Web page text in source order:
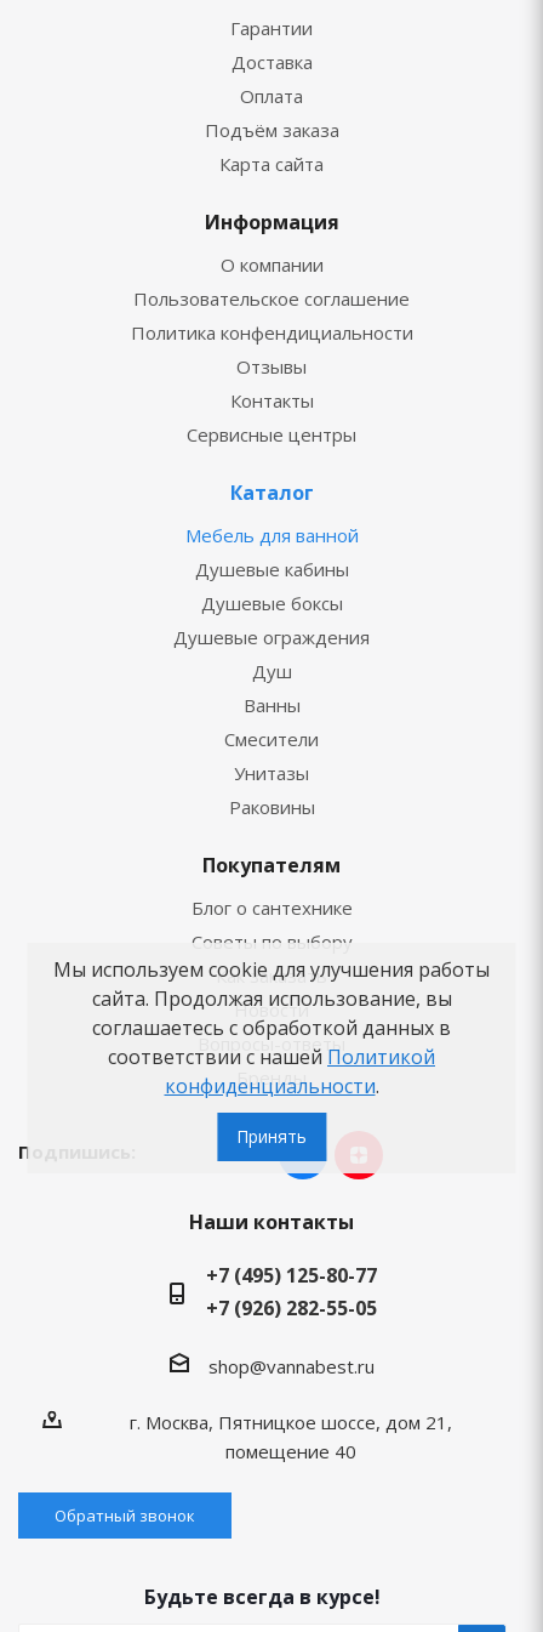
Гарантии
Доставка
Оплата
Подъём заказа
Карта сайта
Информация
О компании
Пользовательское соглашение
Политика конфендициальности
Отзывы
Контакты
Сервисные центры
Каталог
Мебель для ванной
Душевые кабины
Душевые боксы
Душевые ограждения
Душ
Ванны
Смесители
Унитазы
Раковины
Покупателям
Блог о сантехнике
Советы по выбору
Как заказать
Новости
Вопросы-ответы
Бренды
Подпишись:
Наши контакты
+7 (495) 125-80-77
+7 (926) 282-55-05
shop@vannabest.ru
г. Москва, Пятницкое шоссе, дом 21,
помещение 40
Обратный звонок
Будьте всегда в курсе!
Мы используем cookie для улучшения работы
сайта. Продолжая использование, вы
соглашаетесь с обработкой данных в
соответствии с нашей Политикой
конфиденциальности.
Принять